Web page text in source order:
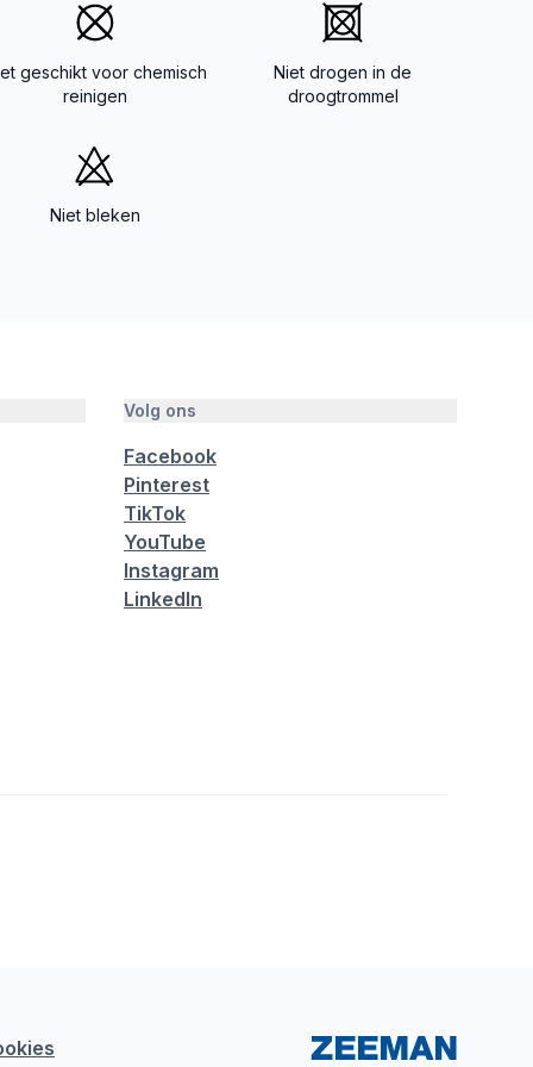
geschikt voor chemisch
reinigen
Niet drogen in de
droogtrommel
Niet bleken
Volg ons
Facebook
Pinterest
TikTok
YouTube
Instagram
LinkedIn